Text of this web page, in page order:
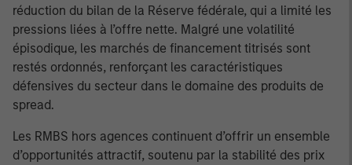
réduction du bilan de la Réserve fédérale, qui a limité les
pressions liées à l’offre nette. Malgré une volatilité
épisodique, les marchés de financement titrisés sont
restés ordonnés, renforçant les caractéristiques
défensives du secteur dans le domaine des produits de
spread.
Les RMBS hors agences continuent d’offrir un ensemble
d’opportunités attractif, soutenu par la stabilité des prix